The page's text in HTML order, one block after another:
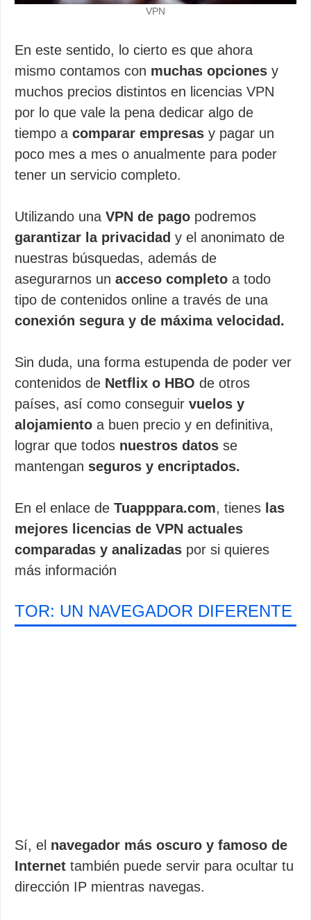
VPN
En este sentido, lo cierto es que ahora
mismo contamos con muchas opciones y
muchos precios distintos en licencias VPN
por lo que vale la pena dedicar algo de
tiempo a comparar empresas y pagar un
poco mes a mes o anualmente para poder
tener un servicio completo.
Utilizando una VPN de pago podremos
garantizar la privacidad y el anonimato de
nuestras búsquedas, además de
asegurarnos un acceso completo a todo
tipo de contenidos online a través de una
conexión segura y de máxima velocidad.
Sin duda, una forma estupenda de poder ver
contenidos de Netflix o HBO de otros
países, así como conseguir vuelos y
alojamiento a buen precio y en definitiva,
lograr que todos nuestros datos se
mantengan seguros y encriptados.
En el enlace de Tuapppara.com, tienes las
mejores licencias de VPN actuales
comparadas y analizadas por si quieres
más información
TOR: UN NAVEGADOR DIFERENTE
Sí, el navegador más oscuro y famoso de
Internet también puede servir para ocultar tu
dirección IP mientras navegas.